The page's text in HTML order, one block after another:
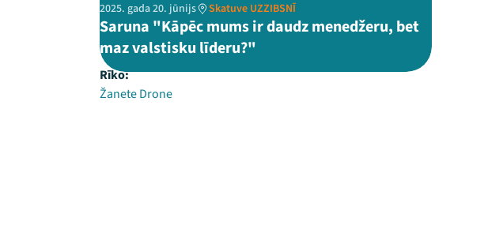
2025. gada 20. jūnijs Skatuve UZZIBSNĪ
Saruna "Kāpēc mums ir daudz menedžeru, bet
maz valstisku līderu?"
Rīko:
Žanete Drone